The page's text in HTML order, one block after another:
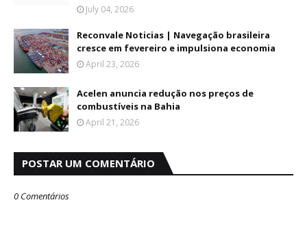
July 04, 2026
Reconvale Noticias | Navegação brasileira
cresce em fevereiro e impulsiona economia
April 23, 2026
Acelen anuncia redução nos preços de
combustíveis na Bahia
April 21, 2026
POSTAR UM COMENTÁRIO
0 Comentários